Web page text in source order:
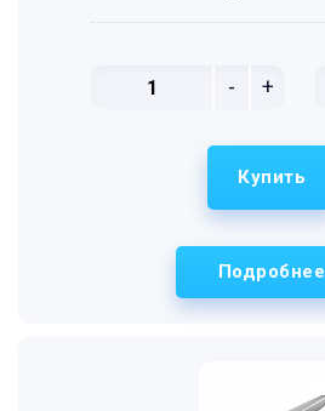
- +
Подробнее
Купить